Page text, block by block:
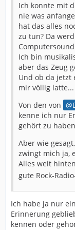
Ich konnte mit
nie was
hat das alles
zu tun? Da
Ich bin
aber das Zeug
Und ob da jetzt
mir völlig latte...
Von den von
kenne ich nur
gehört zu
Aber wie
zwingt mich ja,
Alles weit
gute Rock-
Ich habe ja nur
Erinnerung
kennen oder